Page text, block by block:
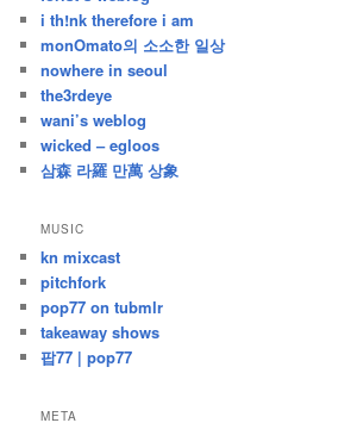
i th!nk therefore i am
monOmato의 소소한 일상
nowhere in seoul
the3rdeye
wani’s weblog
wicked – egloos
삼森 라羅 만萬 상象
MUSIC
kn mixcast
pitchfork
pop77 on tubmlr
takeaway shows
팝77 | pop77
META